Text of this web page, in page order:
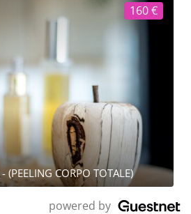
160 €
(PEELING CORPO TOTALE)
powered by